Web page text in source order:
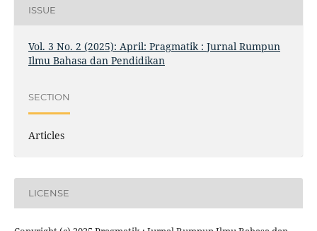
ISSUE
Vol. 3 No. 2 (2025): April: Pragmatik : Jurnal Rumpun
Ilmu Bahasa dan Pendidikan
SECTION
Articles
LICENSE